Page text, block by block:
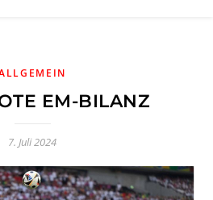
EM-BILANZ
7. Juli 2024